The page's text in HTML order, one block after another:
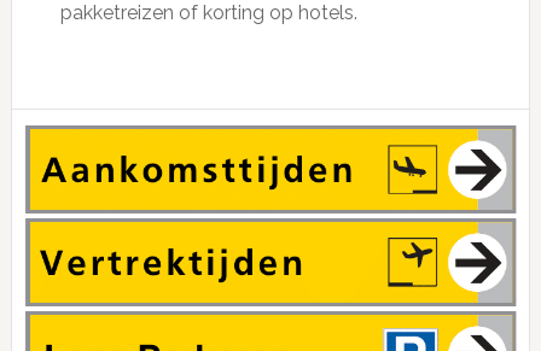
pakketreizen of korting op hotels.